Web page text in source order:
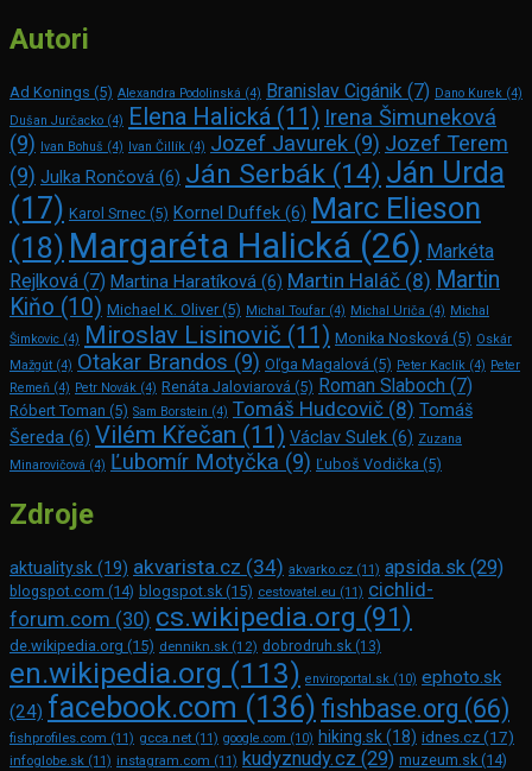
Autori
Ad Konings (5) Alexandra Podolinská (4) Branislav Cigánik (7) Dano Kurek (4)
Dušan Jurčacko (4) Elena Halická (11) Irena Šimuneková
(9) Ivan Bohuš (4) Ivan Čillík (4) Jozef Javurek (9) Jozef Terem
(9) Julka Rončová (6) Ján Serbák (14) Ján Urda
(17) Karol Srnec (5) Kornel Duffek (6) Marc Elie­son
(18) Margaréta Halická (26) Markéta
Rejlková (7) Martina Haratíková (6) Martin Haláč (8) Martin
Kiňo (10) Michael K. Oliver (5) Michal Toufar (4) Michal Uriča (4) Michal
Šimkovic (4) Miroslav Lisinovič (11) Monika Nosková (5) Oskár
Mažgút (4) Otakar Brandos (9) Oľga Magalová (5) Peter Kaclík (4) Peter
Remeň (4) Petr Novák (4) Renáta Jaloviarová (5) Roman Slaboch (7)
Róbert Toman (5) Sam Bors­tein (4) Tomáš Hudcovič (8) Tomáš
Šereda (6) Vilém Křečan (11) Václav Sulek (6) Zuzana
Minarovičová (4) Ľubomír Motyčka (9) Ľuboš Vodička (5)
Zdroje
aktuality.sk (19) akvarista.cz (34) akvarko.cz (11) apsida.sk (29)
blogspot.com (14) blogspot.sk (15) cestovatel.eu (11) cichlid-
forum.com (30) cs.wikipedia.org (91)
de.wikipedia.org (15) dennikn.sk (12) dobrodruh.sk (13)
en.wikipedia.org (113) enviroportal.sk (10) ephoto.sk
(24) facebook.com (136) fishbase.org (66)
fishprofiles.com (11) gcca.net (11) google.com (10) hiking.sk(18) idnes.cz(17)
infoglobe.sk (11) instagram.com (11) kudyznudy.cz (29) muzeum.sk (14)